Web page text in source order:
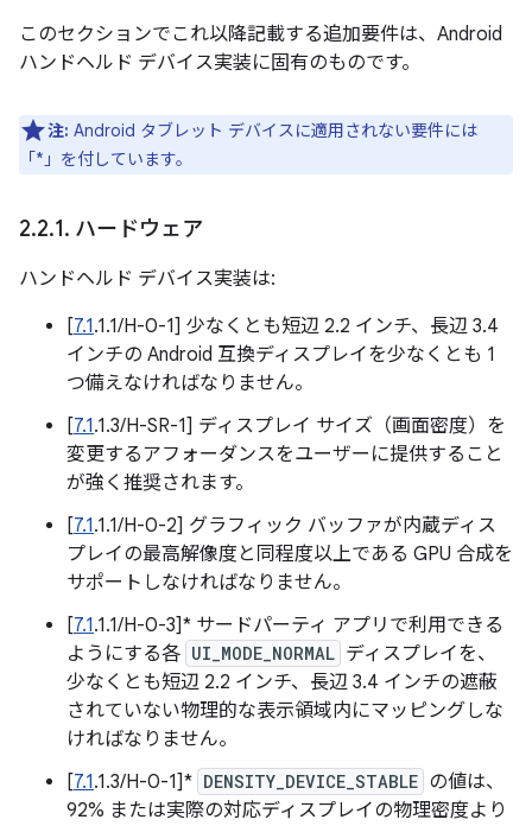
このセクションでこれ以降記載する追加要件は、Android
ハンドヘルド デバイス実装に固有のものです。
注: Android タブレット デバイスに適用されない要件には
「*」を付しています。
2.2.1. ハードウェア
ハンドヘルド デバイス実装は:
[7.1.1.1/H-0-1] 少なくとも短辺 2.2 インチ、長辺 3.4
インチの Android 互換ディスプレイを少なくとも 1
つ備えなければなりません。
[7.1.1.3/H-SR-1] ディスプレイ サイズ（画面密度）を
変更するアフォーダンスをユーザーに提供すること
が強く推奨されます。
[7.1.1.1/H-0-2] グラフィック バッファが内蔵ディス
プレイの最高解像度と同程度以上である GPU 合成を
サポートしなければなりません。
[7.1.1.1/H-0-3]* サードパーティ アプリで利用できる
ようにする各 UI_MODE_NORMAL ディスプレイを、
少なくとも短辺 2.2 インチ、長辺 3.4 インチの遮蔽
されていない物理的な表示領域内にマッピングしな
ければなりません。
[7.1.1.3/H-0-1]* DENSITY_DEVICE_STABLE の値は、
92% または実際の対応ディスプレイの物理密度より